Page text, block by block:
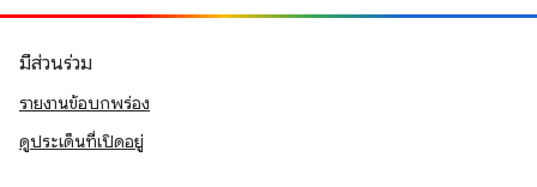
มีส่วนร่วม
รายงานข้อบกพร่อง
ดูประเด็นที่เปิดอยู่